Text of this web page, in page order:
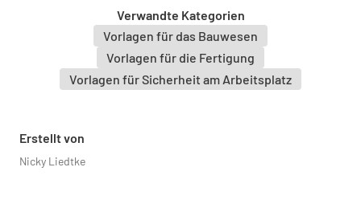
Verwandte Kategorien
Vorlagen für das Bauwesen
Vorlagen für die Fertigung
Vorlagen für Sicherheit am Arbeitsplatz
Erstellt von
Nicky Liedtke
Endzeit des Einsatzes von vibrierenden
Werkzeugen oder Geräten